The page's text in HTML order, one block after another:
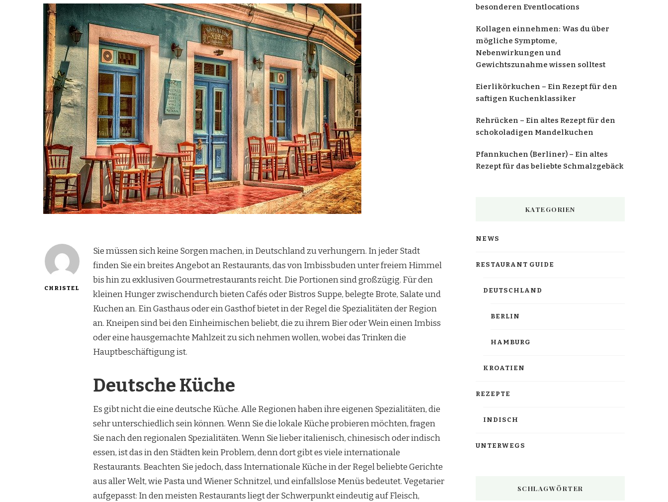
CHRISTEL
Sie müssen sich keine Sorgen machen, in Deutschland zu verhungern. In jeder Stadt
finden Sie ein breites Angebot an Restaurants, das von Imbissbuden unter freiem Himmel
bis hin zu exklusiven Gourmetrestaurants reicht. Die Portionen sind großzügig. Für den
kleinen Hunger zwischendurch bieten Cafés oder Bistros Suppe, belegte Brote, Salate und
Kuchen an. Ein Gasthaus oder ein Gasthof bietet in der Regel die Spezialitäten der Region
an. Kneipen sind bei den Einheimischen beliebt, die zu ihrem Bier oder Wein einen Imbiss
oder eine hausgemachte Mahlzeit zu sich nehmen wollen, wobei das Trinken die
Hauptbeschäftigung ist.
Deutsche Küche
Es gibt nicht die eine deutsche Küche. Alle Regionen haben ihre eigenen Spezialitäten, die
sehr unterschiedlich sein können. Wenn Sie die lokale Küche probieren möchten, fragen
Sie nach den regionalen Spezialitäten. Wenn Sie lieber italienisch, chinesisch oder indisch
essen, ist das in den Städten kein Problem, denn dort gibt es viele internationale
Restaurants. Beachten Sie jedoch, dass Internationale Küche in der Regel beliebte Gerichte
aus aller Welt, wie Pasta und Wiener Schnitzel, und einfallslose Menüs bedeutet. Vegetarier
aufgepasst: In den meisten Restaurants liegt der Schwerpunkt eindeutig auf Fleisch,
besonderen Eventlocations
Kollagen einnehmen: Was du über
mögliche Symptome,
Nebenwirkungen und
Gewichtszunahme wissen solltest
Eierlikörkuchen – Ein Rezept für den
saftigen Kuchenklassiker
Rehrücken – Ein altes Rezept für den
schokoladigen Mandelkuchen
Pfannkuchen (Berliner) – Ein altes
Rezept für das beliebte Schmalzgebäck
KATEGORIEN
NEWS
RESTAURANT GUIDE
DEUTSCHLAND
BERLIN
HAMBURG
KROATIEN
REZEPTE
INDISCH
UNTERWEGS
SCHLAGWÖRTER